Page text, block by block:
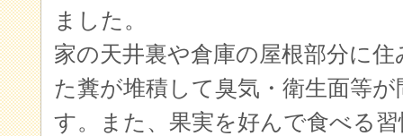
ました。
家の天井裏や倉庫の屋根部分に
た糞が堆積して臭気・衛生面等
す。また、果実を好んで食べる